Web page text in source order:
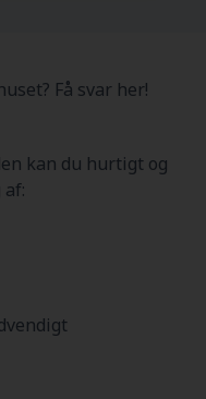
Få svar her!
kan du hurtigt og